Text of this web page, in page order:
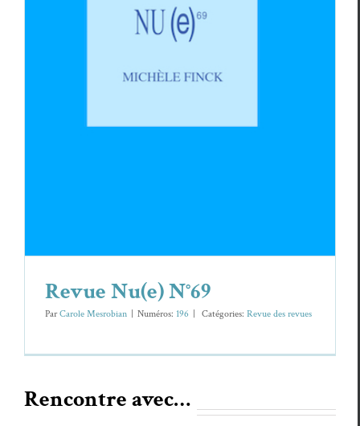
Revue des revues
Revue Nu(e) N°69
ParCarole Mesrobian Numéros: 196 Caté­gories: Revue des revues
Rencontre avec…